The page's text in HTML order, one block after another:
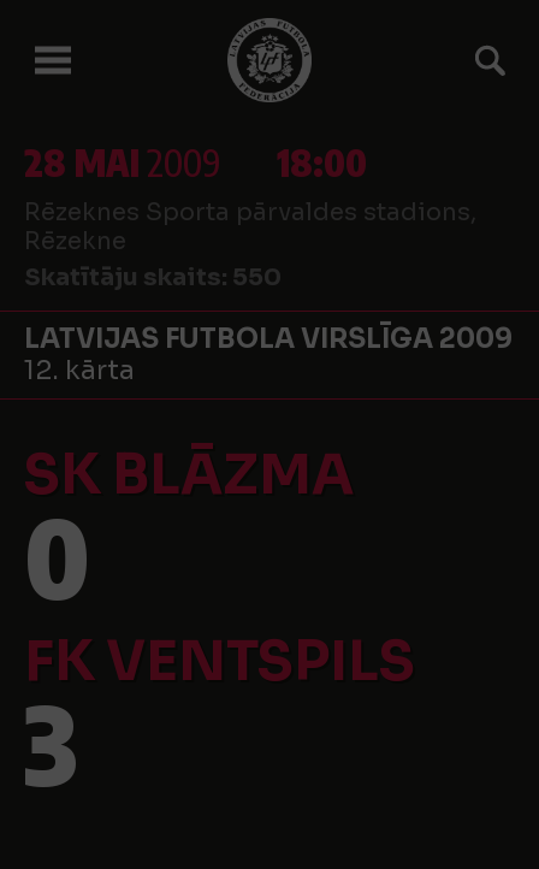
28 MAI2009 18:00
Rēzeknes Sporta pārvaldes stadions,
Rēzekne
Skatītāju skaits: 550
LATVIJAS FUTBOLA VIRSLĪGA 2009
12. kārta
SK BLĀZMA
0
FK VENTSPILS
3